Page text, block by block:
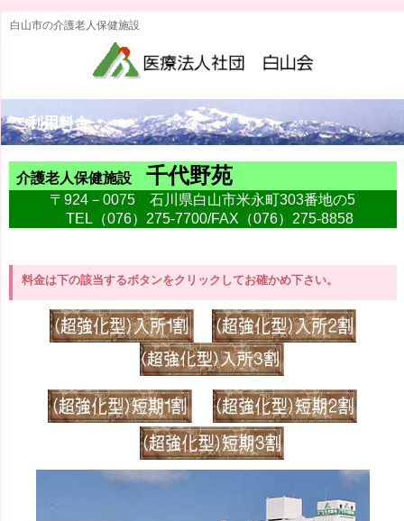
白山市の介護老人保健施設
ご利用料金
介護老人保健施設 千代野苑
〒924－0075 石川県白山市米永町303番地の5
TEL（076）275-7700/FAX（076）275-8858
料金は下の該当するボタンをクリックしてお確かめ下さい。